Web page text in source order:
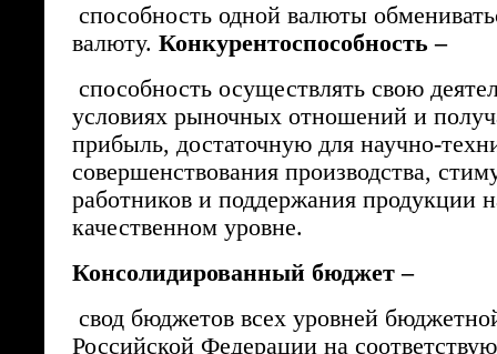
способность одной валюты
валюту. Конкурентоспособность –
способность осуществлять свою
условиях рыночных отношений и
прибыль, достаточную для научно-
совершенствования производства,
работников и поддержания продукции
качественном уровне.
Консолидированный бюджет –
свод бюджетов всех уровней
Российской Федерации на